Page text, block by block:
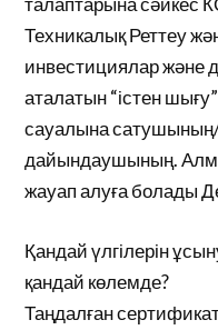
Техникалық Реттеу
инвестициялар және
аталатын “істен
сауалына
дайындаушының.
жауап алуға болады
Қандай үлгілерін
қандай көлемде?
Таңдалған